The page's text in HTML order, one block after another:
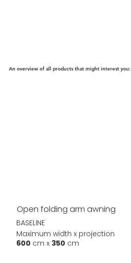
An overview of all products that might interest you:
Open folding arm awning
BASELINE
Maximum width x projection
600 cm x 350 cm